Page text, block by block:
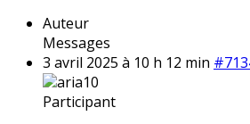
Auteur
Messages
3 avril 2025 à 10 h 12 min
aria10
Participant